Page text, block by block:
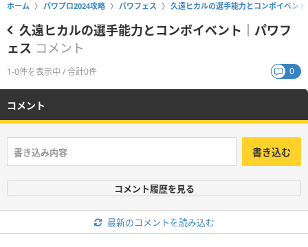
ホーム パワプロ2024攻略 パワフェス 久遠ヒカルの選手能力とコンボイベン
久遠ヒカルの選手能力とコンボイベント｜パワフ
ェス コメント
1-0件を表示中 / 合計0件 0
コメント
書き込む
コメント履歴を見る
最新のコメントを読み込む